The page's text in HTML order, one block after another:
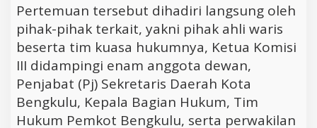
Pertemuan tersebut dihadiri langsung oleh
pihak-pihak terkait, yakni pihak ahli waris
beserta tim kuasa hukumnya, Ketua Komisi
III didampingi enam anggota dewan,
Penjabat (Pj) Sekretaris Daerah Kota
Bengkulu, Kepala Bagian Hukum, Tim
Hukum Pemkot Bengkulu, serta perwakilan